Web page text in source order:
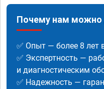
Почему нам можно
✅ Опыт — более 8 лет
✅ Экспертность —
и диагностическим
✅ Надежность —